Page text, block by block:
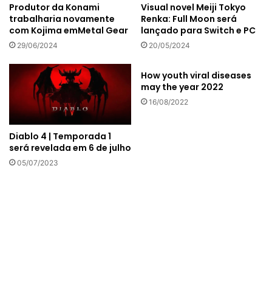
Produtor da Konami
trabalharia novamente
com Kojima emMetal Gear
29/06/2024
Visual novel Meiji Tokyo
Renka: Full Moon será
lançado para Switch e PC
20/05/2024
Diablo 4 | Temporada 1
será revelada em 6 de julho
05/07/2023
How youth viral diseases
may the year 2022
16/08/2022